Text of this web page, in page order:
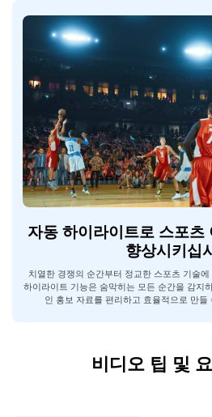
자동 하이라이트로 스포츠
향상시키십
치열한 경쟁의 순간부터 정교한 스포츠 기술
하이라이트 기능은 숨막히는 모든 순간을 감지
인 홍보 자료를 편리하고 효율적으로 만들
비디오 팁 및